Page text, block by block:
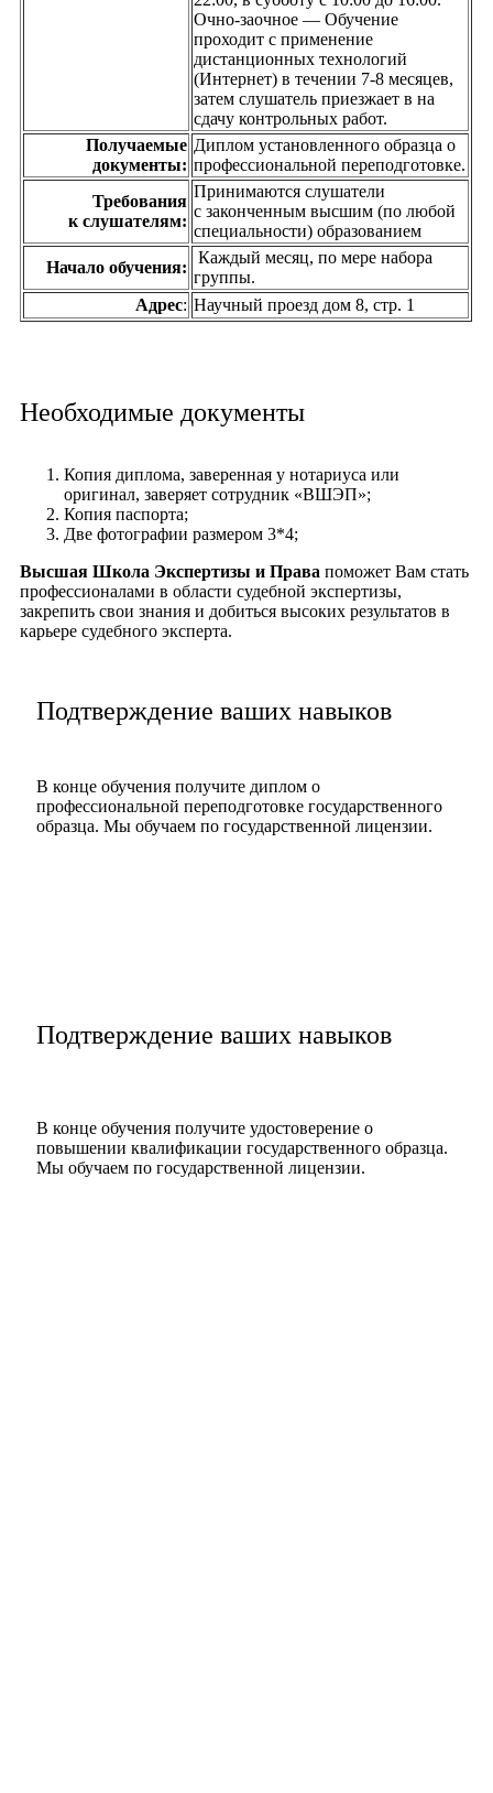
Очно-заочное — Обучение
проходит с применение
дистанционных технологий
(Интернет) в течении 7-8 месяцев,
затем слушатель приезжает в на
сдачу контрольных работ.
Получаемые
документы:
Диплом установленного образца о
профессиональной переподготовке.
Требования
к слушателям:
Принимаются слушатели
с законченным высшим (по любой
специальности) образованием
Начало обучения:
Каждый месяц, по мере набора
группы.
Адрес: Научный проезд дом 8, стр. 1
Необходимые документы
Копия диплома, заверенная у нотариуса или
оригинал, заверяет сотрудник «ВШЭП»;
Копия паспорта;
Две фотографии размером 3*4;
Высшая Школа Экспертизы и Права поможет Вам стать
профессионалами в области судебной экспертизы,
закрепить свои знания и добиться высоких результатов в
карьере судебного эксперта.
Подтверждение ваших навыков
В конце обучения получите диплом о
профессиональной переподготовке государственного
образца. Мы обучаем по государственной лицензии.
Подтверждение ваших навыков
В конце обучения получите удостоверение о
повышении квалификации государственного образца.
Мы обучаем по государственной лицензии.